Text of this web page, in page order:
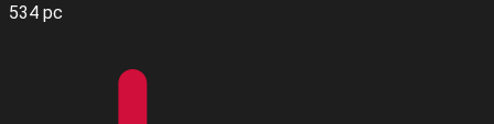
534 pc